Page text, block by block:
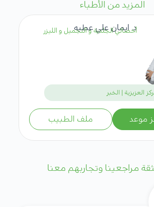
المزيد من الأطباء
د. ايمان علي عطيه
أخصائي الجلدية و التجميل و الليزر
العزيزية | الخبر
موعد ملف الطبيب
مراجعينا وتجاربهم معنا